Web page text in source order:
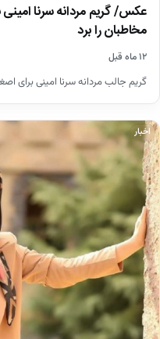
عکس/ گریم مردانه‌ سرنا
مخاطبان را برد
۱۲ ماه قبل
گریم جالب مردانه سرنا امینی برای
اخبار